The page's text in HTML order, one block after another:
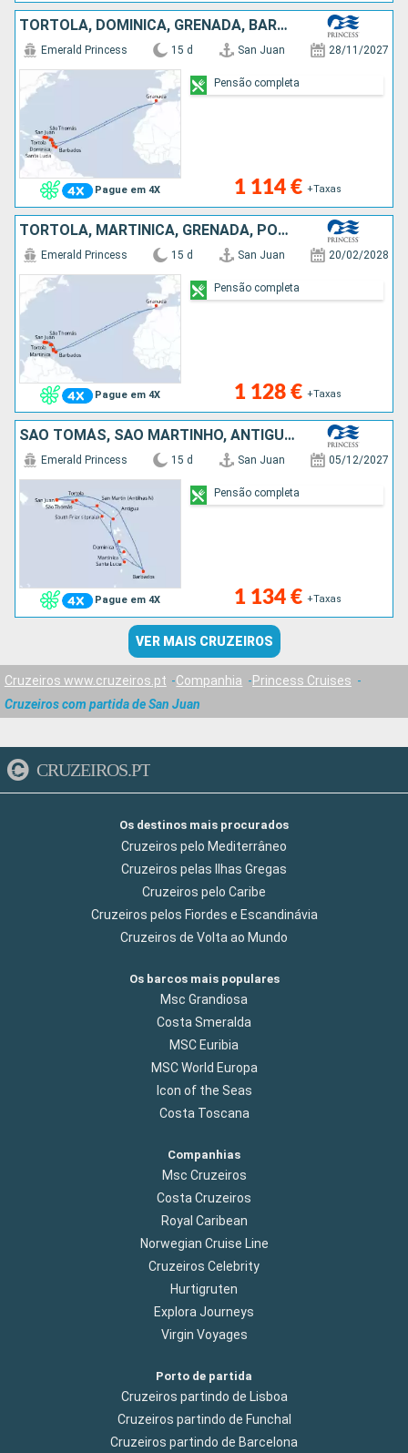
TORTOLA, DOMINICA, GRENADA, BARBADOS, SÃO TOMÁS, SÃO MARTINHO, ANTÍGUA E BARBUDA, SANTA LÚCIA, PORTO RICO
Pague em 4X
Emerald Princess 15 d San Juan 28/11/2027
1 114 € +Taxas
Pensão completa
TORTOLA, MARTINICA, GRENADA, PORTO RICO, SÃO TOMÁS, SÃO MARTINHO, ANTÍGUA E BARBUDA, SANTA LÚCIA, BARBADOS
Pague em 4X
Emerald Princess 15 d San Juan 20/02/2028
1 128 € +Taxas
Pensão completa
SÃO TOMÁS, SÃO MARTINHO, ANTÍGUA E BARBUDA, SANTA LÚCIA, BARBADOS, TORTOLA, MARTINICA, DOMINICA, PORTO RICO
Pague em 4X
Emerald Princess 15 d San Juan 05/12/2027
1 134 € +Taxas
Pensão completa
VER MAIS CRUZEIROS
Cruzeiros www.cruzeiros.pt Companhia
Princess Cruises
Cruzeiros com partida de San Juan
CRUZEIROS.PT
Os destinos mais procurados
Cruzeiros pelo Mediterrâneo
Cruzeiros pelas Ilhas Gregas
Cruzeiros pelo Caribe
Cruzeiros pelos Fiordes e Escandinávia
Cruzeiros de Volta ao Mundo
Os barcos mais populares
Msc Grandiosa
Costa Smeralda
MSC Euribia
MSC World Europa
Icon of the Seas
Costa Toscana
Companhias
Msc Cruzeiros
Costa Cruzeiros
Royal Caribean
Norwegian Cruise Line
Cruzeiros Celebrity
Hurtigruten
Explora Journeys
Virgin Voyages
Porto de partida
Cruzeiros partindo de Lisboa
Cruzeiros partindo de Funchal
Cruzeiros partindo de Barcelona